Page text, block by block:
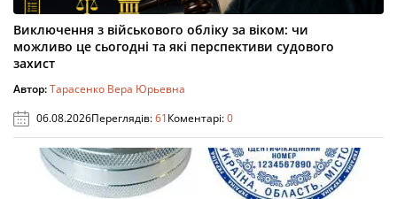
Виключення з військового обліку за віком: чи
можливо це сьогодні та які перспективи судового
захист
Автор:Тарасенко Вера Юрьевна
06.08.2026Переглядів:61Коментарі:0